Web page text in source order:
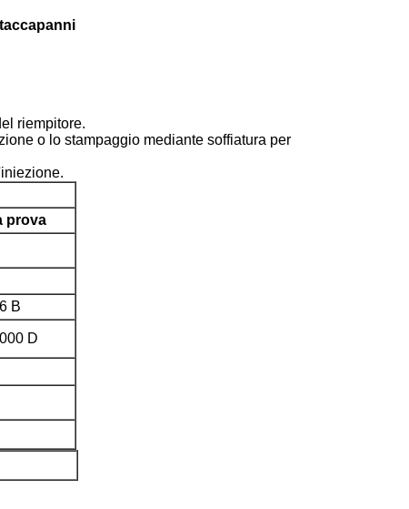
riempitore.
o lo stampaggio mediante soffiatura per
prova
B
D